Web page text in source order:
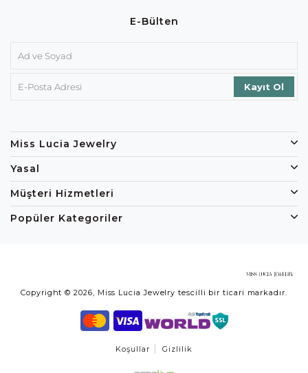
E-Bülten
Miss Lucia Jewelry
Yasal
Müşteri Hizmetleri
Popüler Kategoriler
Copyright © 2026, Miss Lucia Jewelry tescilli bir ticari markadır.
Koşullar Gizlilik